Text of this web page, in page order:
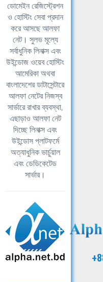
ডোমেইন রেজিস্ট্রেশন
ও হোস্টিং সেবা প্রদান
করে আসছে আলফা
নেট। সুলভ মূল্যে
সর্বাধুনিক লিনাক্স এবং
উইন্ডোজ ওয়েব হোস্টিং
আমেরিকা অথবা
বাংলাদেশের ডাটাসেন্টারে
আলফা নেটের নিজস্ব
সার্ভারে রাখার ব্যবস্থা,
এছাড়াও আলফা নেট
দিচ্ছে লিনাক্স এবং
উইন্ডোস প্লাটফর্মে
অত্যাধুনিক ভার্চুয়াল
এবং ডেডিকেটেড
সার্ভার।